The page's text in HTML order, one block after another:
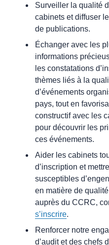
Surveiller la qualité
cabinets et diffuser
de publications.
Échanger avec les
informations
les constatations
thèmes liés à la
d’événements
pays, tout en
constructif avec les
pour découvrir les
ces événements.
Aider les cabinets
d’inscription et
susceptibles
en matière de
auprès du CCRC,
s’inscrire.
Renforcer notre
d’audit et des chefs